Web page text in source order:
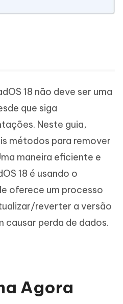
18 não deve ser uma
que siga
Neste guia,
métodos para remover
maneira eficiente e
18 é usando o
oferece um processo
reverter a versão
causar perda de dados.
Agora